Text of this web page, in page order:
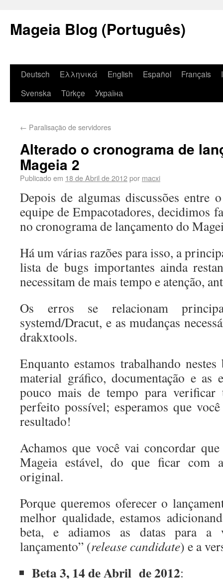
Mageia Blog (Português)
Deutsch Ελληνικά English Español Français
Svenska
Türkçe Україна
← Paralisação de servidores
Alterado o cronograma de
Mageia 2
Publicado em 18 de Abril de 2012por macxi
Depois de algumas discussões entre
equipe de Empacotadores, decidimos
no cronograma de lançamento do
Há um várias razões para isso, a
lista de bugs importantes ainda
necessitam de mais tempo e atenção,
Os erros se relacionam
systemd/Dracut, e as mudanças
drakxtools.
Enquanto estamos trabalhando
material gráfico, documentação e as
pouco mais de tempo para
perfeito possível; esperamos que
resultado!
Achamos que você vai concordar
Mageia estável, do que ficar com
original.
Porque queremos oferecer o
melhor qualidade, estamos
beta, e adiamos as datas para a
lançamento” (release candidate) e a
Beta 3, 14 de Abril de 2012: